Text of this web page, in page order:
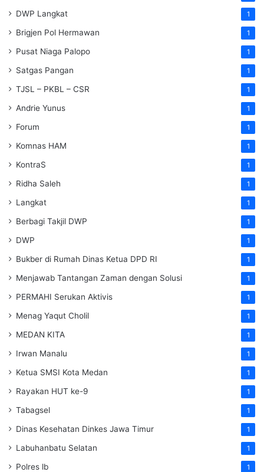
DWP Langkat 1
Brigjen Pol Hermawan 1
Pusat Niaga Palopo 1
Satgas Pangan 1
TJSL – PKBL – CSR 1
Andrie Yunus 1
Forum 1
Komnas HAM 1
KontraS 1
Ridha Saleh 1
Langkat 1
Berbagi Takjil DWP 1
DWP 1
Bukber di Rumah Dinas Ketua DPD RI 1
Menjawab Tantangan Zaman dengan Solusi 1
PERMAHI Serukan Aktivis 1
Menag Yaqut Cholil 1
MEDAN KITA 1
Irwan Manalu 1
Ketua SMSI Kota Medan 1
Rayakan HUT ke-9 1
Tabagsel 1
Dinas Kesehatan Dinkes Jawa Timur 1
Labuhanbatu Selatan 1
Polres lb 1